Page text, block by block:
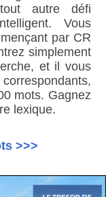
autre défi
Vous
par CR
simplement
et il vous
mots. Gagnez
lexique.
>>>